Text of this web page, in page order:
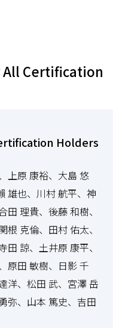
All Certification
Holders
上原 康裕、大島 悠
雄也、川村 航平、神
理貴、後藤 和樹、
克倫、田村 佑太、
諒、土井原 康平、
原田 敏樹、日影 千
洋、松田 武、宮澤 岳
弥、山本 篤史、吉田